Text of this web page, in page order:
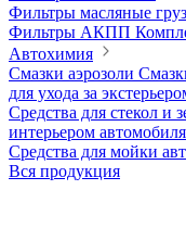
Фильтры масляные
Фильтры АКПП
Автохимия
Смазки аэрозоли
для ухода за
Средства для стекол и
интерьером автомобиля
Средства для мойки
Вся продукция